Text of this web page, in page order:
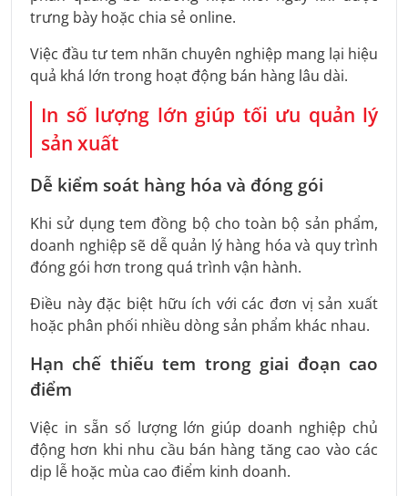
trưng bày hoặc chia sẻ online.
Việc đầu tư tem nhãn chuyên nghiệp mang lại hiệu
quả khá lớn trong hoạt động bán hàng lâu dài.
In số lượng lớn giúp tối ưu quản lý
sản xuất
Dễ kiểm soát hàng hóa và đóng gói
Khi sử dụng tem đồng bộ cho toàn bộ sản phẩm,
doanh nghiệp sẽ dễ quản lý hàng hóa và quy trình
đóng gói hơn trong quá trình vận hành.
Điều này đặc biệt hữu ích với các đơn vị sản xuất
hoặc phân phối nhiều dòng sản phẩm khác nhau.
Hạn chế thiếu tem trong giai đoạn cao
điểm
Việc in sẵn số lượng lớn giúp doanh nghiệp chủ
động hơn khi nhu cầu bán hàng tăng cao vào các
dịp lễ hoặc mùa cao điểm kinh doanh.